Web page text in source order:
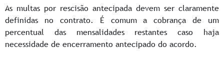
As multas por rescisão antecipada devem ser claramente
definidas no contrato. É comum a cobrança de um
percentual das mensalidades restantes caso haja
necessidade de encerramento antecipado do acordo.